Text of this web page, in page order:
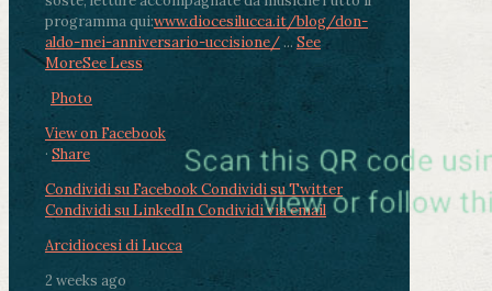
programma qui:www.diocesilucca.it/blog/don-
aldo-mei-anniversario-uccisione/ ... See
MoreSee Less
Photo
View on Facebook
· Share
Condividi su FacebookCondividi su Twitter
Condividi su LinkedInCondividi via email
Arcidiocesi di Lucca
2 weeks ago